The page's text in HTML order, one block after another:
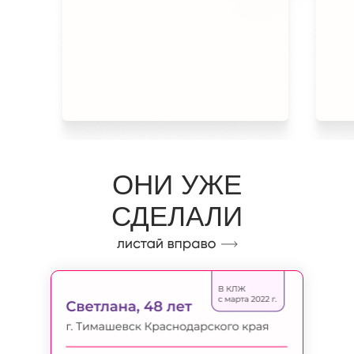
ОНИ УЖЕ
СДЕЛАЛИ
СВОЮ ЖИЗНЬ
ЛУЧШЕ: